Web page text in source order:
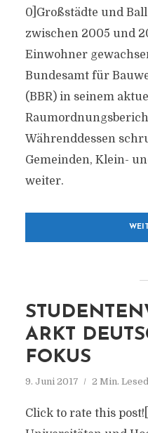
0]Großstädte und
zwischen 2005 und
Einwohner
Bundesamt für
(BBR) in seinem
Währenddessen
Gemeinden, Klein-
weiter.
ARKT
FOKUS
9. Juni 2017 2 Min.
Click to rate this